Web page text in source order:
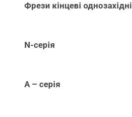
Фрези кінцеві однозахідні
N-серія
А – серія